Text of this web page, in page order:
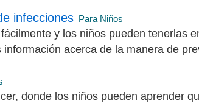
infecciones Para Niños
y los niños pueden tenerlas
acerca de la manera de
donde los niños pueden aprender